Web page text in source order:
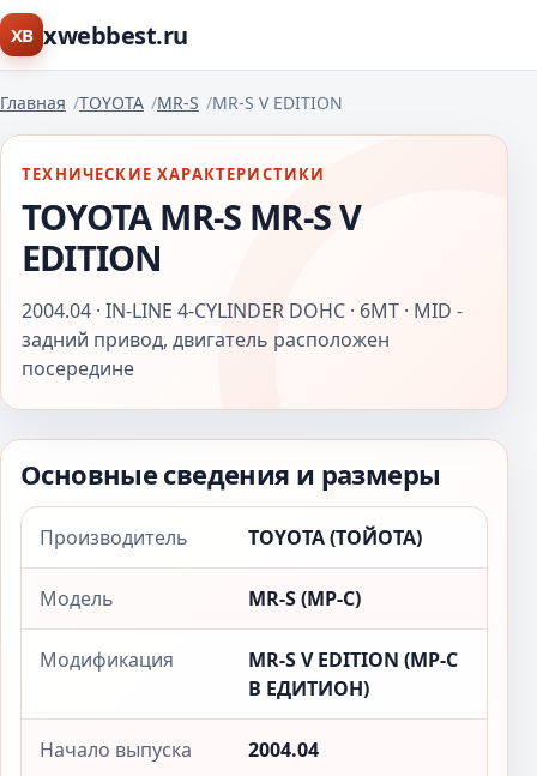
XB xwebbest.ru
Главная TOYOTA MR-S MR-S V EDITION
ТЕХНИЧЕСКИЕ ХАРАКТЕРИСТИКИ
TOYOTA MR-S MR-S V
EDITION
2004.04 · IN-LINE 4-CYLINDER DOHC · 6MT · MID -
задний привод, двигатель расположен
посередине
Основные сведения и размеры
Производитель TOYOTA (ТОЙОТА)
Модель MR-S (МР-С)
Модификация
MR-S V EDITION (МР-С
В ЕДИТИОН)
Начало выпуска 2004.04